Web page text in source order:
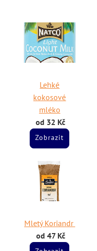
Lehké
kokosové
mléko
od 32 Kč
Zobrazit
Mletý Koriandr
od 47 Kč